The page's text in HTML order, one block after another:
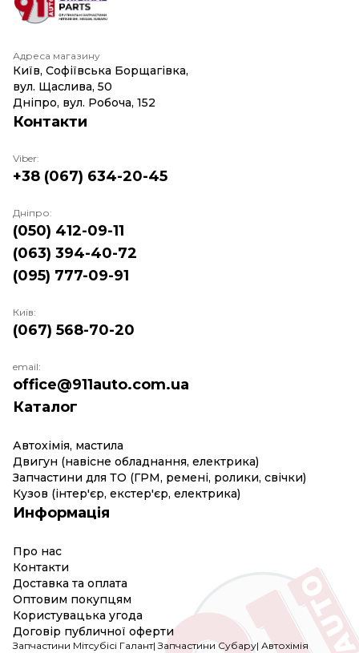
Адреса магазину
Київ, Софіївська Борщагівка,
вул. Щаслива, 50
Дніпро, вул. Робоча, 152
Каталог
Автохімія, мастила
Двигун (навісне обладнання, електрика)
Запчастини для ТО (ГРМ, ремені, ролики, свічки)
Кузов (інтер'єр, екстер'єр, електрика)
Информація
Про нас
Контакти
Доставка та оплата
Оптовим покупцям
Користувацька угода
Договір публичної оферти
Контакти
Viber:
+38 (067) 634-20-45
Дніпро:
(050) 412-09-11
(063) 394-40-72
(095) 777-09-91
Київ:
(067) 568-70-20
email:
office@911auto.com.ua
Запчастини Мітсубісі Галант|Запчастини Субару| Автохімія